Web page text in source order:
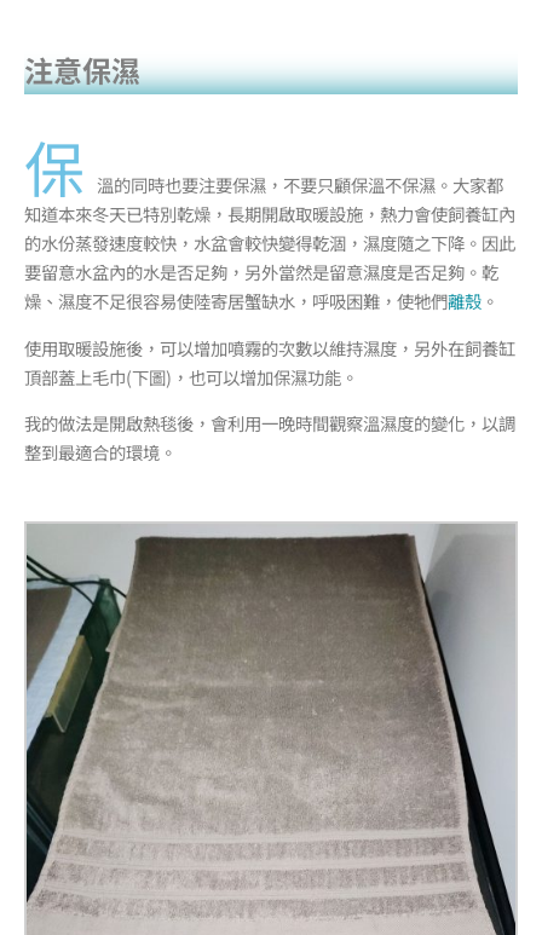
注意保濕
保 溫的同時也要注要保濕，不要只顧保溫不保濕。大家都
知道本來冬天已特別乾燥，長期開啟取暖設施，熱力會使飼養缸內
的水份蒸發速度較快，水盆會較快變得乾涸，濕度隨之下降。因此
要留意水盆內的水是否足夠，另外當然是留意濕度是否足夠。乾
燥、濕度不足很容易使陸寄居蟹缺水，呼吸困難，使牠們離殼 。
使用取暖設施後，可以增加噴霧的次數以維持濕度，另外在飼養缸
頂部蓋上毛巾(下圖)，也可以增加保濕功能。
我的做法是開啟熱毯後，會利用一晚時間觀察溫濕度的變化，以調
整到最適合的環境。